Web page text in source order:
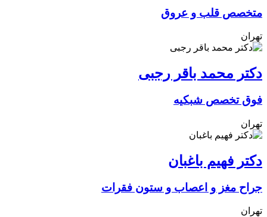
متخصص قلب و عروق
تهران
دکتر محمد باقر رجبی
فوق تخصص شبکیه
تهران
دکتر فهیم باغبان
جراح مغز و اعصاب و ستون فقرات
تهران